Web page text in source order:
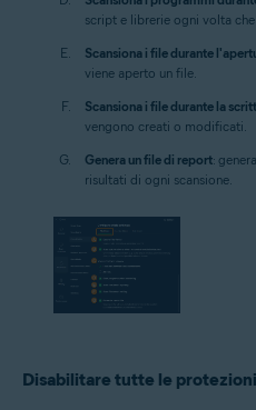
script e librerie ogni volta
Scansiona i file durante
viene aperto un file.
Scansiona i file durante la
vengono creati o modificati.
Genera un file di report:
risultati di ogni scansione.
Disabilitare tutte le